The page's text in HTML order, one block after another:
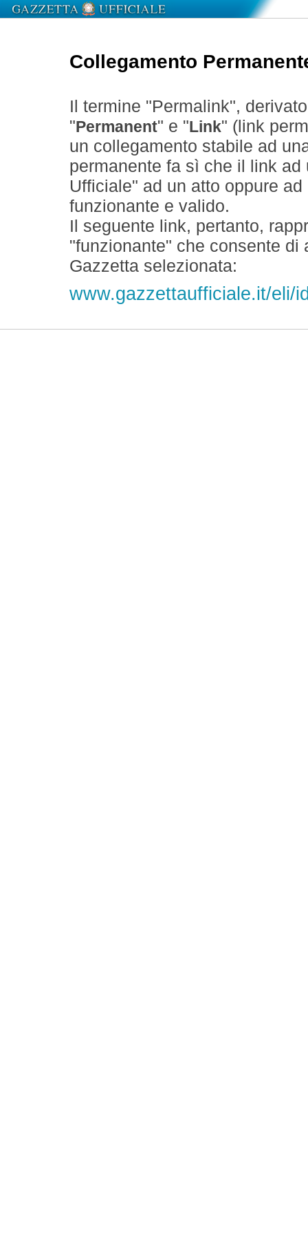
Collegamento
Il termine "Permalink",
" Permanent" e " Link" (link
un collegamento stabile ad
permanente fa sì che il link
Ufficiale" ad un atto oppure
funzionante e valido.
Il seguente link, pertanto,
"funzionante" che consente
Gazzetta selezionata:
www.gazzettaufficiale.it/eli/